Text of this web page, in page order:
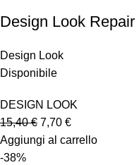
Design Look
Design Look
Disponibile
DESIGN LOOK
15,40€ 7,70 €
Aggiungi al carrello
-38%